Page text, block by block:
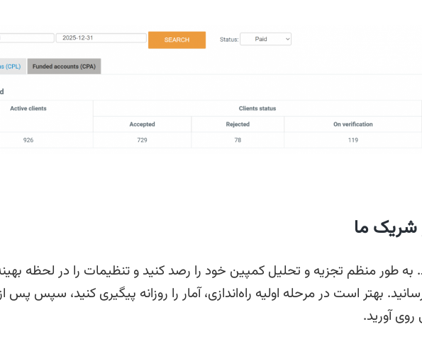
شریک ما
به طور منظم تجزیه و تحلیل کمپین خود را رصد کنید و تنظیمات را در لحظه
بهتر است در مرحله اولیه راه‌اندازی، آمار را روزانه پیگیری کنید، سپس پس از
آورید.